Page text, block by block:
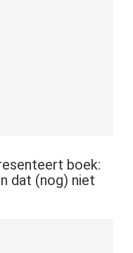
boek:
dat (nog) niet